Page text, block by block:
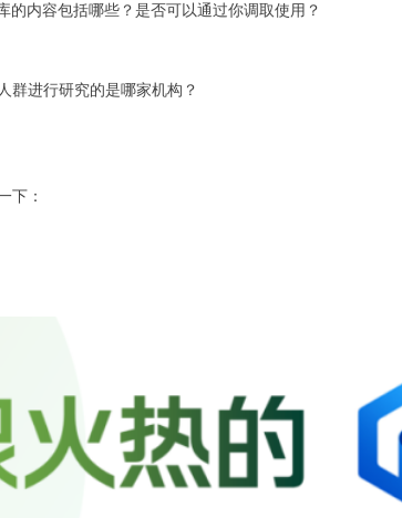
的内容包括哪些？是否可以通过你调取使用？
群进行研究的是哪家机构？
下：